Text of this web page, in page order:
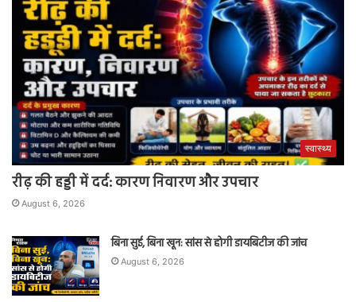
स्वास्थ्य
रीढ़ की हड्डी में दर्द: कारण निवारण और उपचार
August 6, 2026
बिना सुई, बिना खून: सांस से होगी डायबिटीज की जांच
August 6, 2026